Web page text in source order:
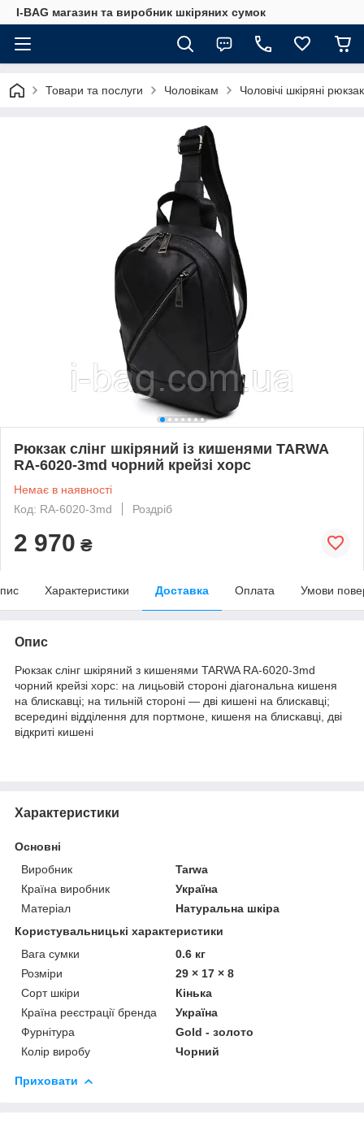
I-BAG магазин та виробник шкіряних сумок
Товари та послуги Чоловікам Чоловічі шкіряні
Рюкзак слінг шкіряний із кишенями TARWA
RA-6020-3md чорний крейзі хорс
Немає в наявності
Код: RA-6020-3md
Роздріб
2 970 ₴
Характеристики Доставка Оплата Умови
Опис
Рюкзак слінг шкіряний з кишенями TARWA RA-6020-3md
чорний крейзі хорс: на лицьовій стороні діагональна кишеня
на блискавці; на тильній стороні — дві кишені на блискавці;
всередині відділення для портмоне, кишеня на блискавці, дві
відкриті кишені
Характеристики
Основні
Виробник
Tarwa
Країна виробник
Україна
Матеріал
Натуральна шкіра
Користувальницькі характеристики
Вага сумки
0.6 кг
Розміри
29 × 17 × 8
Сорт шкіри
Кінька
Країна реєстрації бренда
Україна
Фурнітура
Gold - золото
Колір виробу
Чорний
Приховати